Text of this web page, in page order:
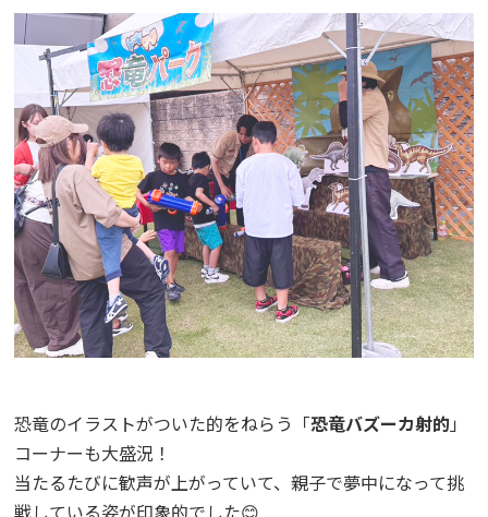
恐竜のイラストがついた的をねらう「恐竜バズーカ射的 」
コーナーも大盛況！
当たるたびに歓声が上がっていて、親子で夢中になって挑
戦している姿が印象的でした😊